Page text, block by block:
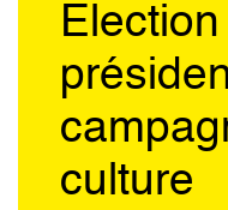
Election
culture